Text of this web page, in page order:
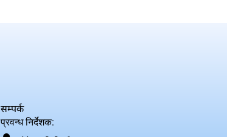
सम्पर्क
प्रवन्ध निर्देशक: